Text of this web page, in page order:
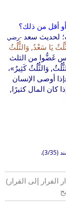
أقل من ذلك؟
لحديث سعد -رضي
يَا سَعْدُ, وَالثُّلُثُ
غَضُّوا من الثلث
وَالثُّلُثُ كَثِيرٌ»،
أوصى الإنسان
كان المال كثيرًا,
إلى القرار)